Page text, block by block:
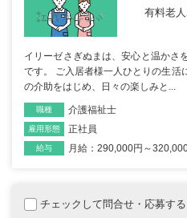
有料老
イリーゼさぎぬまは、安心と温かさ
です。 ご入居者様一人ひとりの生活
の介助をはじめ、日々の楽しみと...
職種 介護福祉士
雇用形態 正社員
給与 月給：290,000円～
チェックして問合せ・応募する